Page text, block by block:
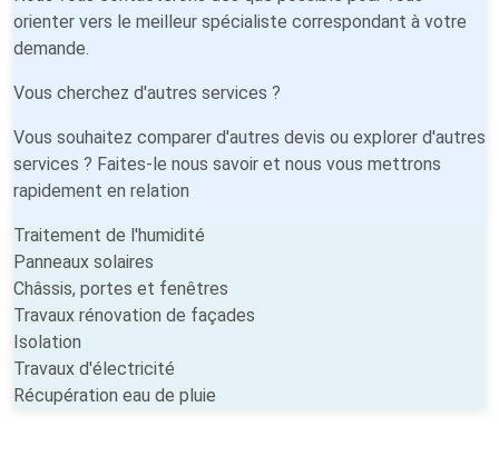
orienter vers le meilleur spécialiste correspondant à votre
demande.
Vous cherchez d'autres services ?
Vous souhaitez comparer d'autres devis ou explorer d'autres
services ? Faites-le nous savoir et nous vous mettrons
rapidement en relation
Traitement de l'humidité
Panneaux solaires
Châssis, portes et fenêtres
Travaux rénovation de façades
Isolation
Travaux d'électricité
Récupération eau de pluie